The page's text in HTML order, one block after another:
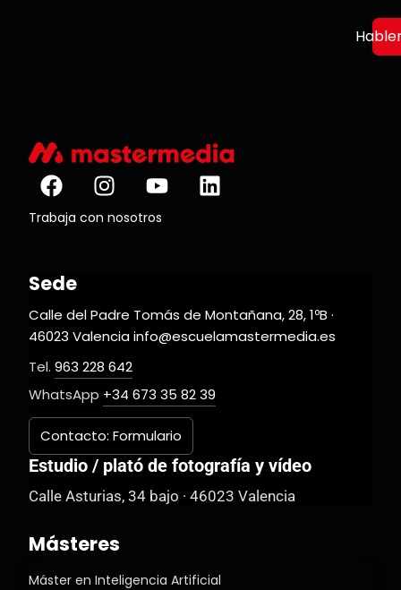
Trabaja con nosotros
Sede
Calle del Padre Tomás de Montañana, 28, 1ºB ·
46023 Valencia info@escuelamastermedia.es
Tel. 963 228 642
WhatsApp +34 673 35 82 39
Contacto: Formulario
Estudio / plató de fotografía y vídeo
Calle Asturias, 34 bajo · 46023 Valencia
Másteres
Máster en Inteligencia Artificial